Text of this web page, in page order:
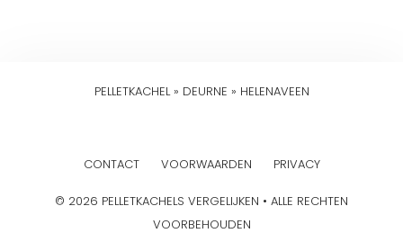
PELLETKACHEL» DEURNE » HELENAVEEN
CONTACT VOORWAARDEN PRIVACY
© 2026 PELLETKACHELS VERGELIJKEN • ALLE RECHTEN
VOORBEHOUDEN